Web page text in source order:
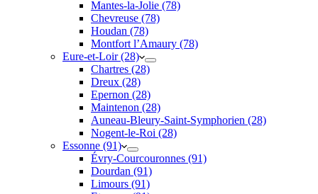
Mantes-la-Jolie (78)
Chevreuse (78)
Houdan (78)
Montfort l’Amaury (78)
Eure-et-Loir (28)
Chartres (28)
Dreux (28)
Epernon (28)
Maintenon (28)
Auneau-Bleury-Saint-Symphorien (28)
Nogent-le-Roi (28)
Essonne (91)
Évry-Courcouronnes (91)
Dourdan (91)
Limours (91)